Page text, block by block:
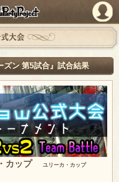
PandoraPartyProject
大会
ズン 第5試合』試合結果
カップ ユリーカ・カップ